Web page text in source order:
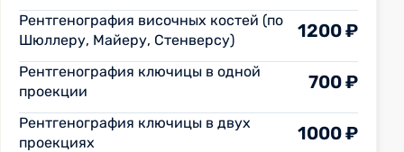
Рентгенография височных костей (по
Шюллеру, Майеру, Стенверсу)
1200 ₽
Рентгенография ключицы в одной
проекции
700 ₽
Рентгенография ключицы в двух
проекциях
1000 ₽